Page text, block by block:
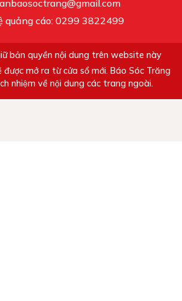
quảng cáo: 0299 3822499
bản quyền nội dung trên website này
mở ra từ cửa sổ mới. Báo Sóc Trăng
nhiệm về nội dung các trang ngoài.